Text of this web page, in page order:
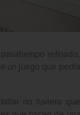
refinado,
un juego que pedía
no tuviera que